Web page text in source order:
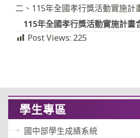
二、115年全國孝行獎活動實施計
115年全國孝行獎活動實施計畫
Post Views: 225
學生專區
國中部學生成績系統